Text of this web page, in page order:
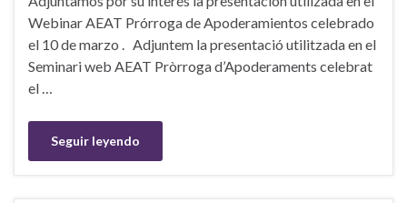
Webinar AEAT Prórroga de Apoderamientos celebrado
el 10 de marzo . Adjuntem la presentació utilitzada en el
Seminari web AEAT Pròrroga d’Apoderaments celebrat
el …
Seguir leyendo